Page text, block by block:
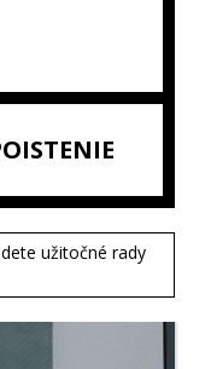
užitočné rady